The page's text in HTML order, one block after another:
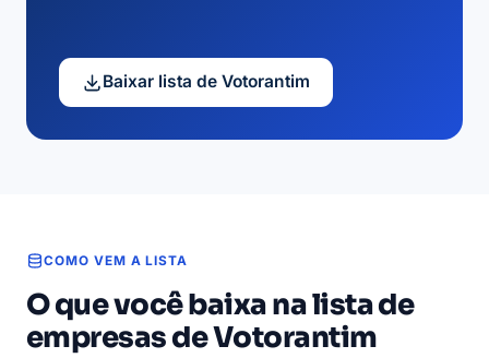
Baixar lista de Votorantim
COMO VEM A LISTA
O que você baixa na lista de
empresas de Votorantim